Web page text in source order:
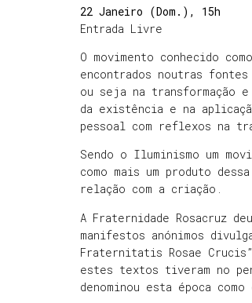
22 Janeiro (Dom.), 15h
Entrada Livre
O movimento conhecido
encontrados noutras
ou seja na transformação
da existência e na
pessoal com reflexos na
Sendo o Iluminismo um
como mais um produto
relação com a criação.
A Fraternidade Rosacruz
manifestos anónimos
Fraternitatis Rosae
estes textos tiveram no
denominou esta época